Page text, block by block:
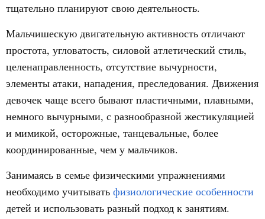
тщательно планируют свою деятельность.
Мальчишескую двигательную активность отличают
простота, угловатость, силовой атлетический стиль,
целенаправленность, отсутствие вычурности,
элементы атаки, нападения, преследования. Движения
девочек чаще всего бывают пластичными, плавными,
немного вычурными, с разнообразной жестикуляцией
и мимикой, осторожные, танцевальные, более
координированные, чем у мальчиков.
Занимаясь в семье физическими упражнениями
необходимо учитывать физиологические особенности
детей и использовать разный подход к занятиям.